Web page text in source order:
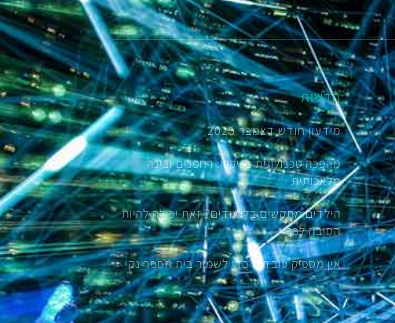
חדשות
מידעון חודש דצמבר 2025
מהפכה טכנולוגית בניקיון: רחפנים ובינה
מלאכותית
הילדים מתקשים בלימודים? זאת יכולה להיות
הסיבה לכך
אין מספיק עובדים כדי לשמור בית הספר נקי